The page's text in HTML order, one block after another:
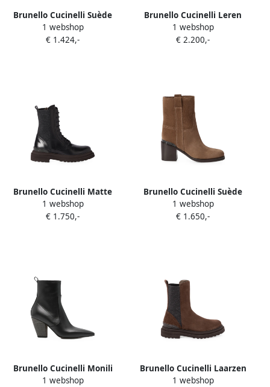
Brunello Cucinelli Suède
enkellaarzen Grijs
1 webshop
€ 1.424,-
Brunello Cucinelli Leren
laarzen met kostbaar detail
Zwart
1 webshop
€ 2.200,-
Brunello Cucinelli Matte
kalfsleren en scheerwollen
flanellen laarzen met
1 webshop
€ 1.750,-
Brunello Cucinelli Suède
enkellaarzen met kostbaar
detail Bruin
1 webshop
€ 1.650,-
Brunello Cucinelli Monili
verfraaide laarzen met
1 webshop
Brunello Cucinelli Laarzen
met monili-ketting en
1 webshop